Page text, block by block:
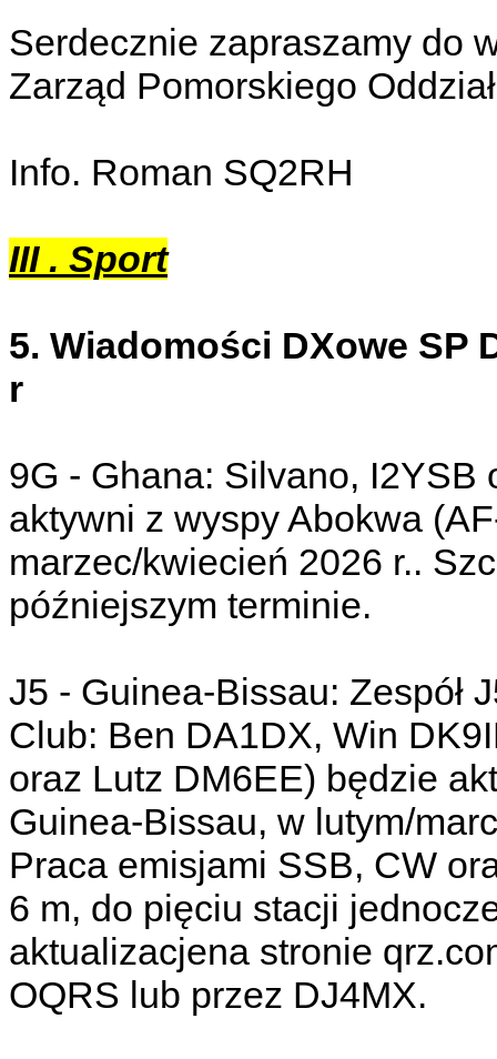
Serdecznie zapraszamy do
Zarząd Pomorskiego
Info. Roman SQ2RH
III . Sport
5. Wiadomości DXowe SP
r
9G - Ghana: Silvano, I2YSB
aktywni z wyspy Abokwa
marzec/kwiecień 2026 r..
późniejszym terminie.
J5 - Guinea-Bissau: Zespół
Club: Ben DA1DX, Win
oraz Lutz DM6EE) będzie
Guinea-Bissau, w lutym/
Praca emisjami SSB, CW
6 m, do pięciu stacji
aktualizacjena stronie
OQRS lub przez DJ4MX.